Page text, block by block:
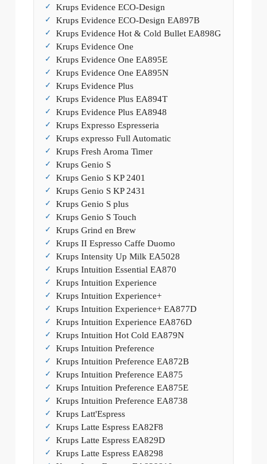
Krups Evidence ECO-Design
Krups Evidence ECO-Design EA897B
Krups Evidence Hot & Cold Bullet EA898G
Krups Evidence One
Krups Evidence One EA895E
Krups Evidence One EA895N
Krups Evidence Plus
Krups Evidence Plus EA894T
Krups Evidence Plus EA8948
Krups Expresso Espresseria
Krups expresso Full Automatic
Krups Fresh Aroma Timer
Krups Genio S
Krups Genio S KP 2401
Krups Genio S KP 2431
Krups Genio S plus
Krups Genio S Touch
Krups Grind en Brew
Krups II Espresso Caffe Duomo
Krups Intensity Up Milk EA5028
Krups Intuition Essential EA870
Krups Intuition Experience
Krups Intuition Experience+
Krups Intuition Experience+ EA877D
Krups Intuition Experience EA876D
Krups Intuition Hot Cold EA879N
Krups Intuition Preference
Krups Intuition Preference EA872B
Krups Intuition Preference EA875
Krups Intuition Preference EA875E
Krups Intuition Preference EA8738
Krups Latt'Espress
Krups Latte Espress EA82F8
Krups Latte Espress EA829D
Krups Latte Espress EA8298